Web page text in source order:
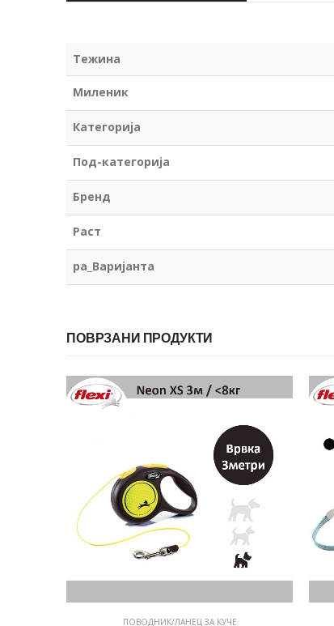
Тежина
Миленик
Категорија
Под-категорија
Бренд
Раст
pa_Варијанта
ПОВРЗАНИ ПРОДУКТИ
ПОВОДНИК/ЛАНЕЦ ЗА КУЧЕ